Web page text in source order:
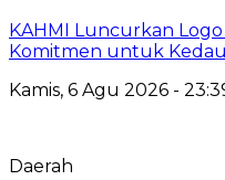
KAHMI Luncurkan
Komitmen untuk
Kamis, 6 Agu 2026 -
Daerah